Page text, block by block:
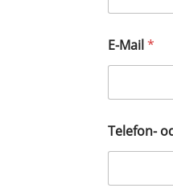
E-Mail*
Telefon-